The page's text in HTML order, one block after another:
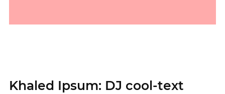
Khaled Ipsum: DJ cool-text